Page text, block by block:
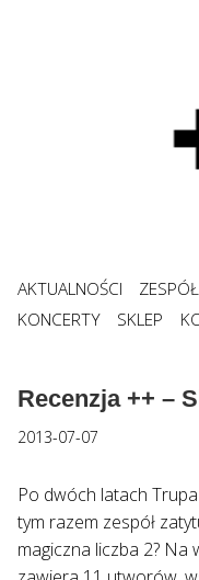
AKTUALNOŚCI ZESPÓŁ
KONCERTY
SKLEP
Recenzja ++ –
2013-07-07
Po dwóch latach
tym razem zespół
magiczna liczba 2?